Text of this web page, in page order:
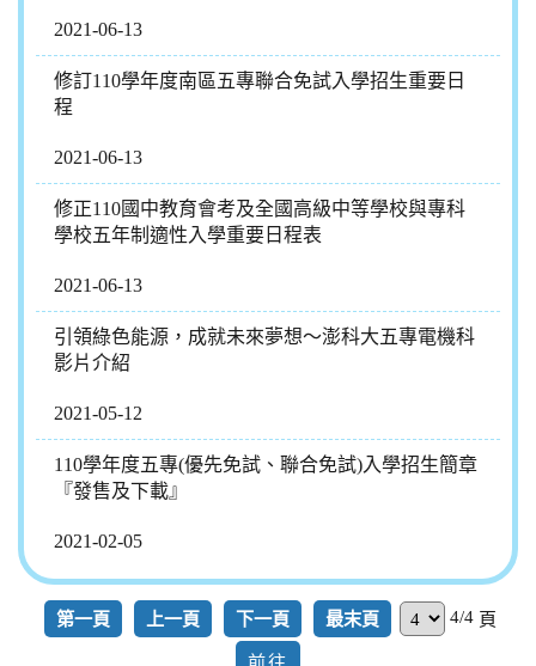
2021-06-13
修訂110學年度南區五專聯合免試入學招生重要日
程
2021-06-13
修正110國中教育會考及全國高級中等學校與專科
學校五年制適性入學重要日程表
2021-06-13
引領綠色能源，成就未來夢想～澎科大五專電機科
影片介紹
2021-05-12
110學年度五專(優先免試、聯合免試)入學招生簡章
『發售及下載』
2021-02-05
第一頁 上一頁 下一頁 最末頁 4/4 頁